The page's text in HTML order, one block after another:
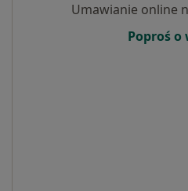
Umawianie online
Poproś o